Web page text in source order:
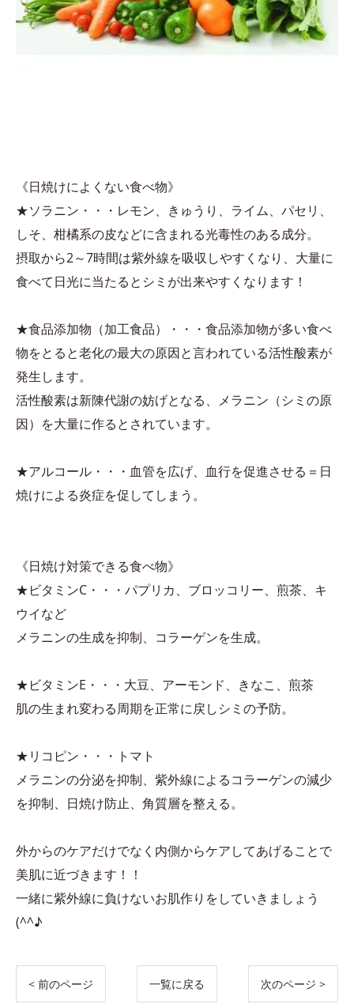
《日焼けによくない食べ物》
★ソラニン・・・レモン、きゅうり、ライム、パセリ、
しそ、柑橘系の皮などに含まれる光毒性のある成分。
摂取から2～7時間は紫外線を吸収しやすくなり、大量に
食べて日光に当たるとシミが出来やすくなります！
★食品添加物（加工食品）・・・食品添加物が多い食べ
物をとると老化の最大の原因と言われている活性酸素が
発生します。
活性酸素は新陳代謝の妨げとなる、メラニン（シミの原
因）を大量に作るとされています。
★アルコール・・・血管を広げ、血行を促進させる＝日
焼けによる炎症を促してしまう。
《日焼け対策できる食べ物》
★ビタミンC・・・パプリカ、ブロッコリー、煎茶、キ
ウイなど
メラニンの生成を抑制、コラーゲンを生成。
★ビタミンE・・・大豆、アーモンド、きなこ、煎茶
肌の生まれ変わる周期を正常に戻しシミの予防。
★リコピン・・・トマト
メラニンの分泌を抑制、紫外線によるコラーゲンの減少
を抑制、日焼け防止、角質層を整える。
外からのケアだけでなく内側からケアしてあげることで
美肌に近づきます！！
一緒に紫外線に負けないお肌作りをしていきましょう
(^^♪
< 前のページ 一覧に戻る 次のページ >